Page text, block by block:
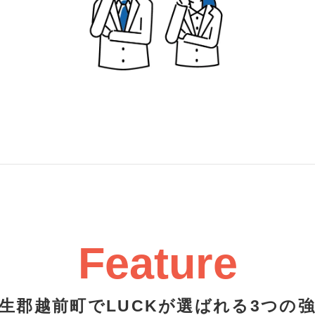
Feature
郡越前町でLUCKが選ばれる3つの